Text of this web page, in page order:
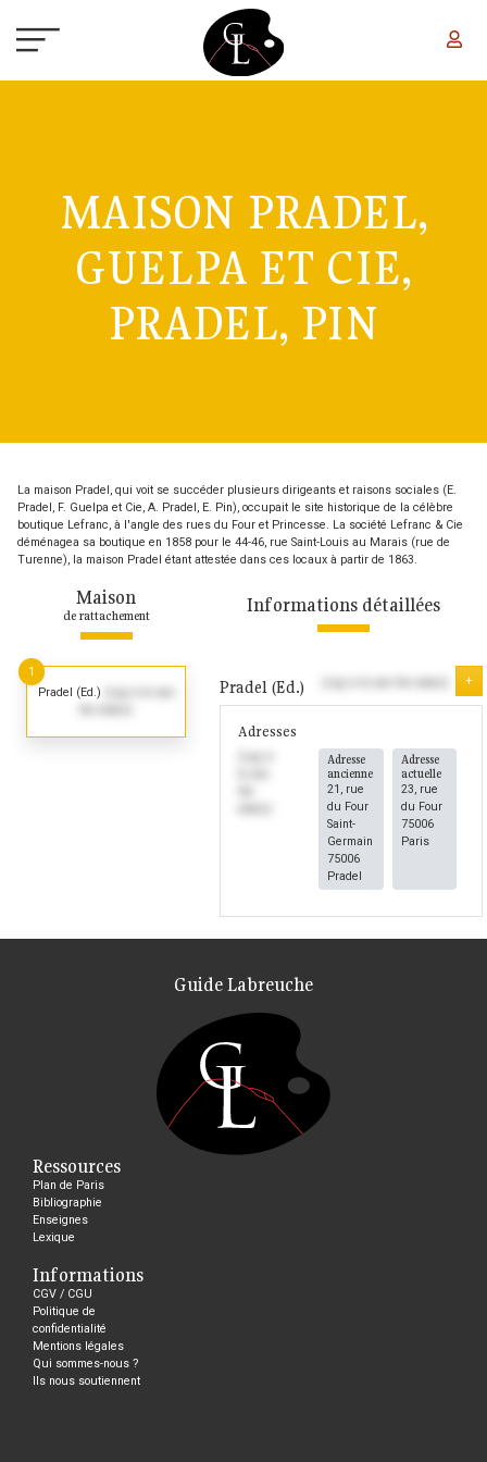
MAISON PRADEL,
GUELPA ET CIE,
PRADEL, PIN
La maison Pradel, qui voit se succéder plusieurs dirigeants et raisons sociales (E.
Pradel, F. Guelpa et Cie, A. Pradel, E. Pin), occupait le site historique de la célèbre
boutique Lefranc, à l'angle des rues du Four et Princesse. La société Lefranc & Cie
déménagea sa boutique en 1858 pour le 44-46, rue Saint-Louis au Marais (rue de
Turenne), la maison Pradel étant attestée dans ces locaux à partir de 1863.
Maison
de rattachement Informations détaillées
Pradel (Ed.)
1
Pradel (Ed.) +
Adresses
Adresse
ancienne
21, rue
du Four
Saint-
Germain
75006
Pradel
Adresse
actuelle
23, rue
du Four
75006
Paris
Guide Labreuche
Ressources
Plan de Paris
Bibliographie
Enseignes
Lexique
Informations
CGV / CGU
Politique de
confidentialité
Mentions légales
Qui sommes-nous ?
Ils nous soutiennent